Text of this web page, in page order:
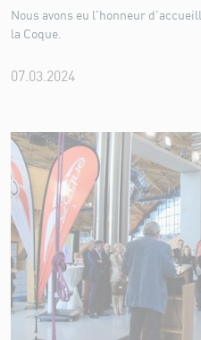
Nous avons eu l'honneur
la Coque.
07.03.2024